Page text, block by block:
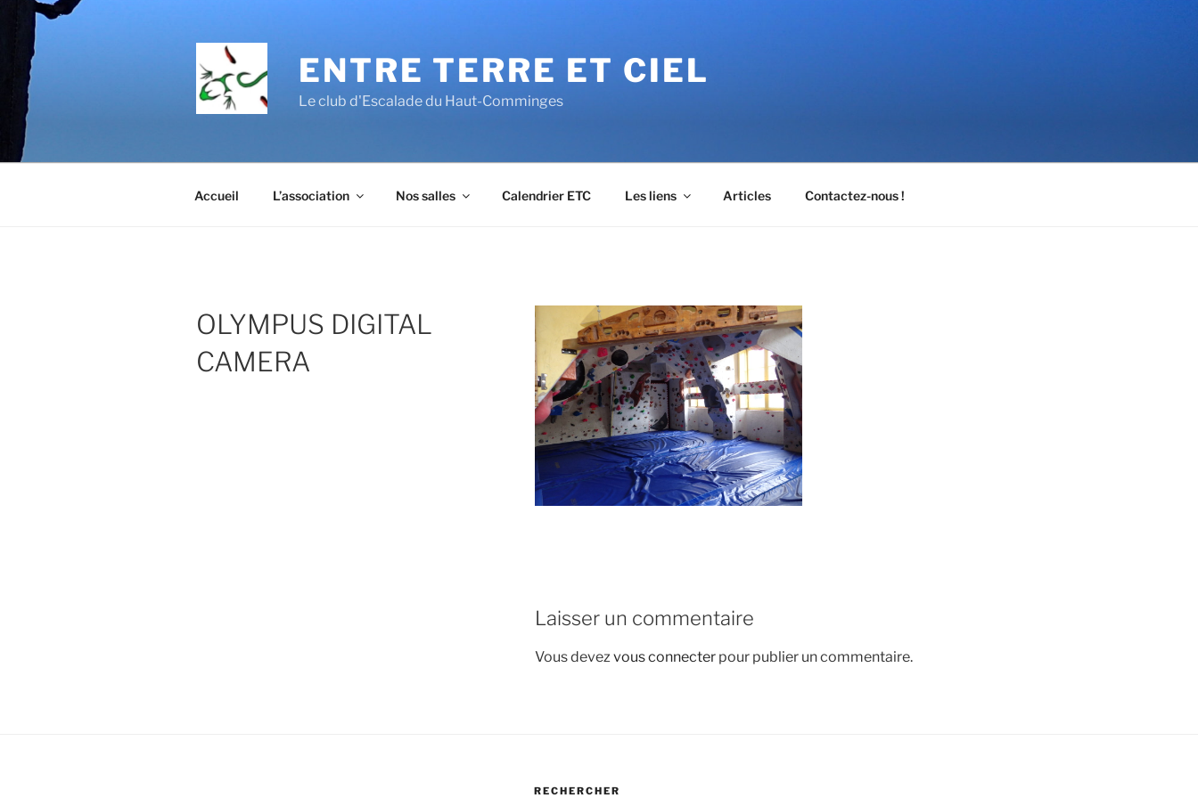
contenu
principal
ENTRE TERRE ET CIEL
Le club d'Escalade du Haut-Comminges
Accueil L’association Nos salles Calendrier ETC Les liens Articles Contactez-nous !
OLYMPUS DIGITAL
CAMERA
Laisser un commentaire
Vous devez vous connecterpour publier un commentaire.
RECHERCHER